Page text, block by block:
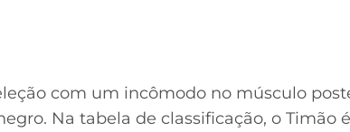
com um incômodo no músculo
Na tabela de classificação, o Timão